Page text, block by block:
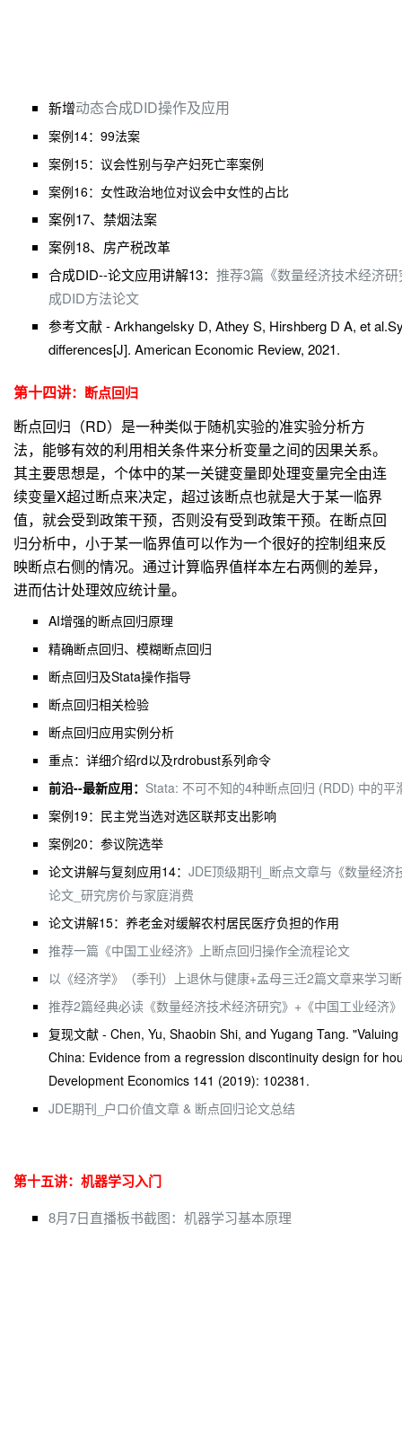
新增动态合成DID操作及应用
案例14：99法案
案例15： 议会性别与孕产妇死亡率案例
案例16：女性政治地位对议会中女性的占比
案例17、禁烟法案
案例18、房产税改革
合成DID--论文应用讲解13： 推荐3篇《数量经济技术经济
成DID方法论文
参考文献 - Arkhangelsky D, Athey S, Hirshberg D A, et
differences[J]. American Economic Review, 2021.
第十四讲：断点回归
断点回归（RD）是一种类似于随机实验的准实验分析方
法，能够有效的利用相关条件来分析变量之间的因果关系。
其主要思想是，个体中的某一关键变量即处理变量完全由连
续变量X超过断点来决定，超过该断点也就是大于某一临界
值，就会受到政策干预，否则没有受到政策干预。在断点回
归分析中，小于某一临界值可以作为一个很好的控制组来反
映断点右侧的情况。通过计算临界值样本左右两侧的差异，
进而估计处理效应统计量。
AI增强的断点回归原理
精确断点回归、模糊断点回归
断点回归及Stata操作指导
断点回归相关检验
断点回归应用实例分析
重点：详细介绍rd以及rdrobust系列命令
前沿--最新应用： Stata: 不可不知的4种断点回归 (RDD) 中的平
案例19：民主党当选对选区联邦支出影响
案例20：参议院选举
论文讲解与复刻应用14： JDE顶级期刊_断点文章与《数量经济
论文_研究房价与家庭消费
论文讲解15：养老金对缓解农村居民医疗负担的作用
推荐一篇《中国工业经济》上断点回归操作全流程论文
以《经济学》（季刊）上退休与健康+孟母三迁2篇文章来学习
推荐2篇经典必读《数量经济技术经济研究》+《中国工业经济
复现文献 - Chen, Yu, Shaobin Shi, and Yugang Tang.
China: Evidence from a regression discontinuity design for
Development Economics 141 (2019): 102381.
JDE期刊_户口价值文章 & 断点回归论文总结
第十五讲：机器学习入门
8月7日直播板书截图：机器学习基本原理